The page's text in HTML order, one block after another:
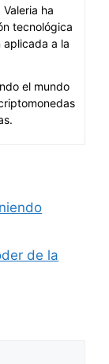
ha
tecnológica
a la
el mundo
de la